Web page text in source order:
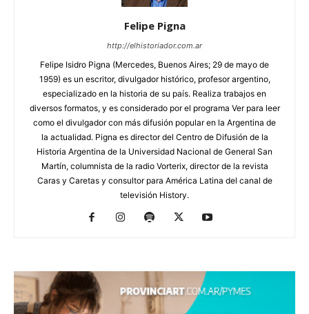
Felipe Pigna
http://elhistoriador.com.ar
Felipe Isidro Pigna (Mercedes, Buenos Aires; 29 de mayo de
1959) es un escritor, divulgador histórico, profesor argentino,
especializado en la historia de su país. Realiza trabajos en
diversos formatos, y es considerado por el programa Ver para leer
como el divulgador con más difusión popular en la Argentina de
la actualidad. Pigna es director del Centro de Difusión de la
Historia Argentina de la Universidad Nacional de General San
Martín, columnista de la radio Vorterix, director de la revista
Caras y Caretas y consultor para América Latina del canal de
televisión History.